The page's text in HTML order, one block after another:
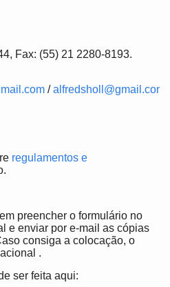
Fax: (55) 21 2280-8193.
/alfredsholl@gmail.com
regulamentos e
preencher o formulário no
e enviar por e-mail as cópias
consiga a colocação, o
.
ser feita aqui: